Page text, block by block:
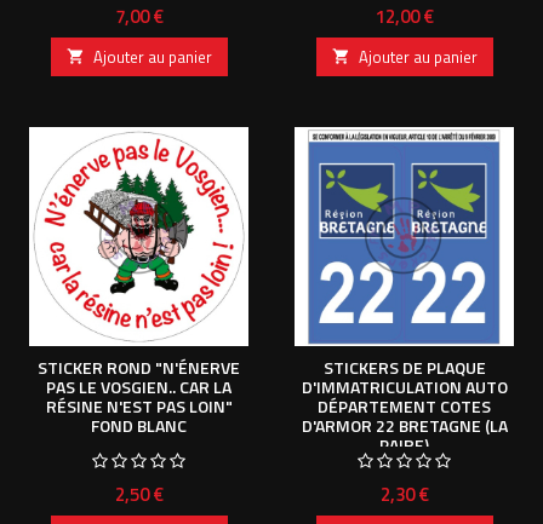
Prix
7,00 €
 Ajouter au panier
Prix
12,00 €
 Ajouter au panier
STICKER ROND "N'ÉNERVE
PAS LE VOSGIEN.. CAR LA
RÉSINE N'EST PAS LOIN"
FOND BLANC
Prix
2,50 €
STICKERS DE PLAQUE
D'IMMATRICULATION AUTO
DÉPARTEMENT COTES
D'ARMOR 22 BRETAGNE (LA
PAIRE)
Prix
2,30 €